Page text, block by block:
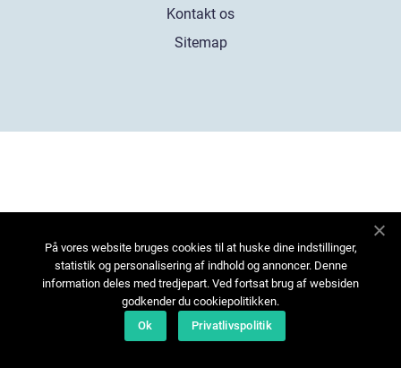
Kontakt os
Sitemap
På vores website bruges cookies til at huske dine indstillinger,
statistik og personalisering af indhold og annoncer. Denne
information deles med tredjepart. Ved fortsat brug af websiden
godkender du cookiepolitikken.
Ok
Privatlivspolitik